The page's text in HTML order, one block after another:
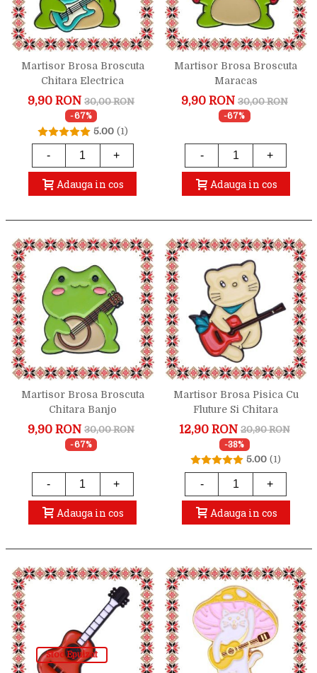
Martisor Brosa Broscuta
Chitara Electrica
9,90 RON 30,00 RON
-67%
5.00 (1)
- +
Adauga in cos
Martisor Brosa Broscuta
Maracas
9,90 RON 30,00 RON
-67%
- +
Adauga in cos
Martisor Brosa Broscuta
Chitara Banjo
9,90 RON 30,00 RON
-67%
- +
Adauga in cos
Martisor Brosa Pisica Cu
Fluture Si Chitara
12,90 RON 20,90 RON
-38%
5.00 (1)
- +
Adauga in cos
Stoc Epuizat